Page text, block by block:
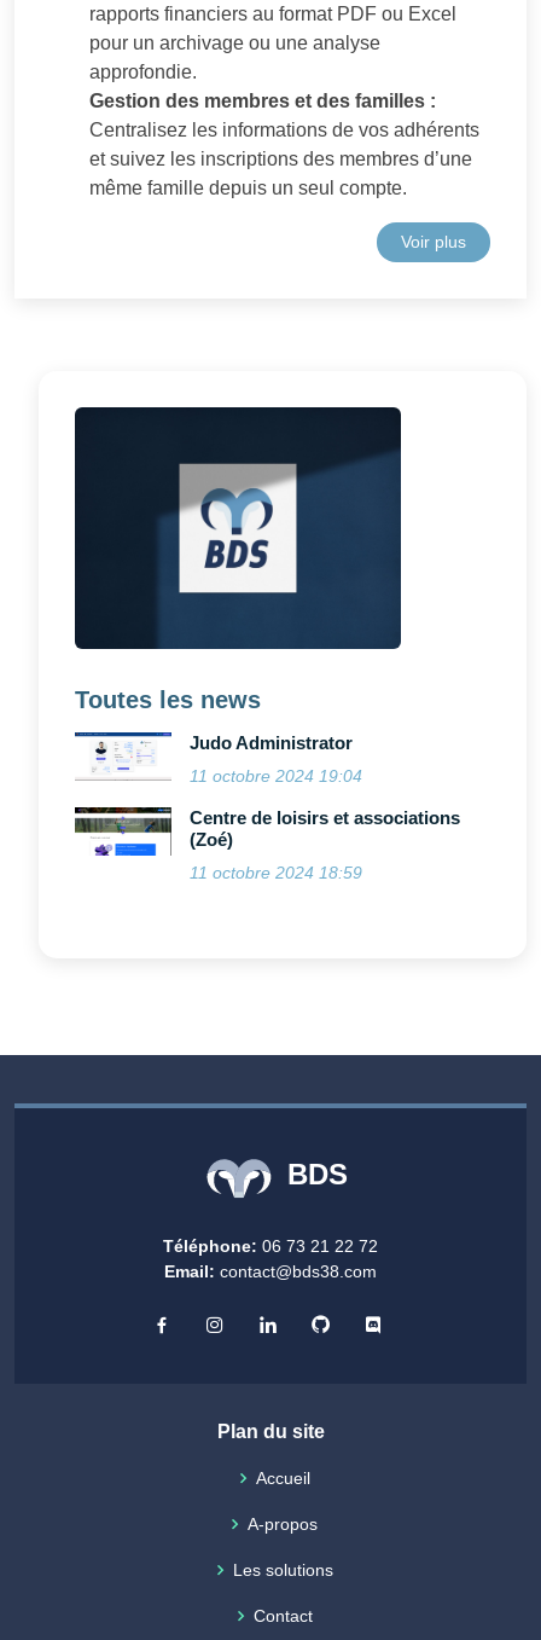
rapports financiers au format PDF ou Excel
pour un archivage ou une analyse
approfondie.
Gestion des membres et des familles :
Centralisez les informations de vos adhérents
et suivez les inscriptions des membres d’une
même famille depuis un seul compte.
Voir plus
Toutes les news
Judo Administrator
11 octobre 2024 19:04
Centre de loisirs et associations
(Zoé)
11 octobre 2024 18:59
BDS
Téléphone: 06 73 21 22 72
Email: contact@bds38.com
Plan du site
Accueil
A-propos
Les solutions
Contact